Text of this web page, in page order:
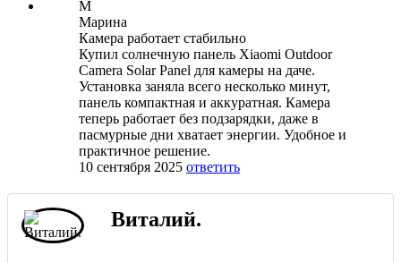
М
Марина
Камера работает стабильно
Купил солнечную панель Xiaomi Outdoor
Camera Solar Panel для камеры на даче.
Установка заняла всего несколько минут,
панель компактная и аккуратная. Камера
теперь работает без подзарядки, даже в
пасмурные дни хватает энергии. Удобное и
практичное решение.
10 сентября 2025 ответить
Виталий.